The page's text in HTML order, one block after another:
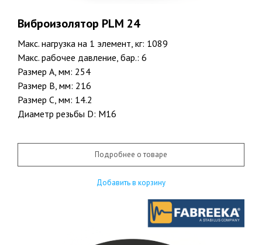
Виброизолятор PLM 24
Макс. нагрузка на 1 элемент, кг: 1089
Макс. рабочее давление, бар.: 6
Размер A, мм: 254
Размер B, мм: 216
Размер C, мм: 14.2
Диаметр резьбы D: М16
Подробнее о товаре
Добавить в корзину